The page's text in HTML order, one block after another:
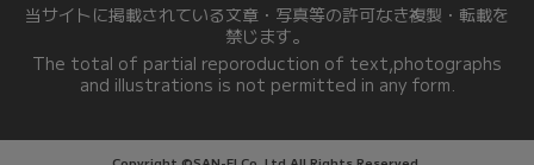
当サイトに掲載されている文章・写真等の許可なき複製・転載を
禁じます。
The total of partial reporoduction of text,photographs
and illustrations is not permitted in any form.